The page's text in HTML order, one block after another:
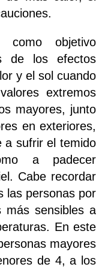
como objetivo
de los efectos
y el sol cuando
extremos
mayores, junto
en exteriores,
a sufrir el temido
a padecer
Cabe recordar
las personas por
más sensibles a
En este
mayores
de 4, a los